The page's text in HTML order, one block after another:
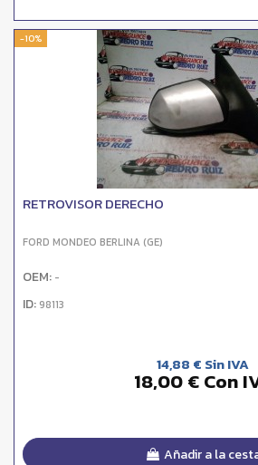
-10%
RETROVISOR DERECHO
FORD MONDEO BERLINA (GE)
OEM: -
ID: 98113
14,88 € Sin IVA
18,00 € Con
Añadir a la